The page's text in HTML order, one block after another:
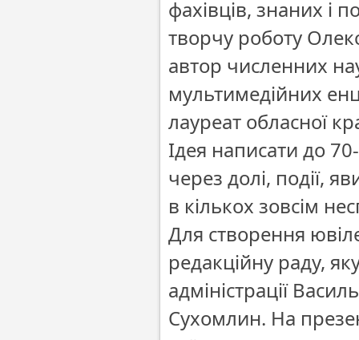
фахівців, знаних і
творчу роботу
автор численних
мультимедійних
лауреат обласної
Ідея написати до
через долі, події,
в кількох зовсім
Для створення
редакційну раду,
адміністрації
Сухомлин. На